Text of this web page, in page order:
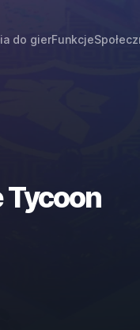
do gierFunkcje
Tycoon